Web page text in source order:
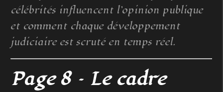
célébrités influencent l’opinion publique
et comment chaque développement
judiciaire est scruté en temps réel.
Page 8 – Le cadre